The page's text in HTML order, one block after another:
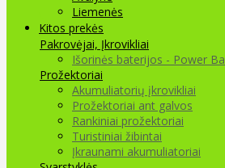
Liemenės
Kitos prekės
Pakrovėjai, Įkrovikliai
Išorinės baterijos - Power
Prožektoriai
Akumuliatorių įkrovikliai
Prožektoriai ant galvos
Rankiniai prožektoriai
Turistiniai žibintai
Įkraunami akumuliatoriai